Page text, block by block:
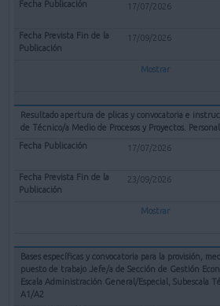
17/07/2026
17/09/2026
Mostrar
Resultado apertura de plicas y convocatoria e
de Técnico/a Medio de Procesos y Proyectos.
17/07/2026
23/09/2026
Mostrar
Bases específicas y convocatoria para la provisión,
puesto de trabajo Jefe/a de Sección de Gestión
Escala Administración General/Especial, Subescala
A1/A2